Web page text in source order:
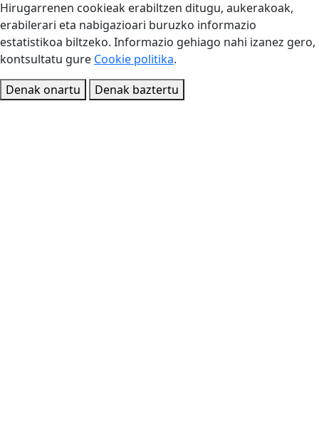
Hirugarrenen cookieak erabiltzen ditugu, aukerakoak,
erabilerari eta nabigazioari buruzko informazio
estatistikoa biltzeko. Informazio gehiago nahi izanez gero,
kontsultatu gure Cookie politika.
Denak onartu
Denak baztertu